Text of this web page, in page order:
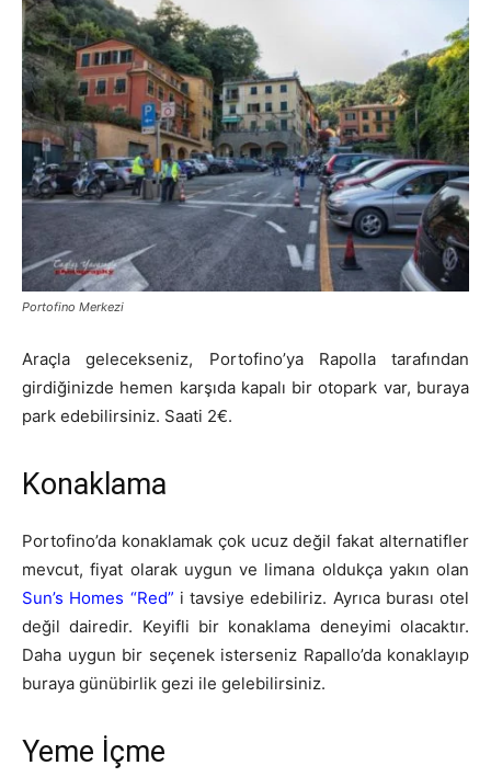
Portofino Merkezi
Araçla gelecekseniz, Portofino’ya Rapolla tarafından
girdiğinizde hemen karşıda kapalı bir otopark var, buraya
park edebilirsiniz. Saati 2€.
Konaklama
Portofino’da konaklamak çok ucuz değil fakat alternatifler
mevcut, fiyat olarak uygun ve limana oldukça yakın olan
Sun’s Homes “Red” i tavsiye edebiliriz. Ayrıca burası otel
değil dairedir. Keyifli bir konaklama deneyimi olacaktır.
Daha uygun bir seçenek isterseniz Rapallo’da konaklayıp
buraya günübirlik gezi ile gelebilirsiniz.
Yeme İçme